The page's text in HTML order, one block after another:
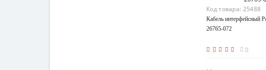
Код товара: 25488
Кабель интерфейсный
26765-072
0